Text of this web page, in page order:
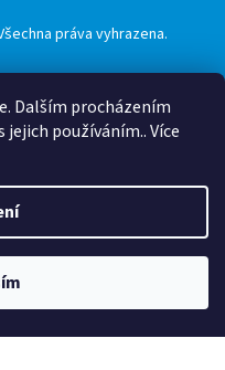
Dalším procházením
používáním.. Více
práva vyhrazena.